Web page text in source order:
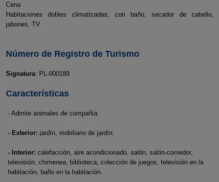
Cena
Habitaciones dobles climatizadas, con baño, secador de cabello,
jabones, TV
Número de Registro de Turismo
Signatura: PL-000189
Características
- Admite animales de compañía.
- Exterior: jardín, mobiliario de jardín.
- Interior: calefacción, aire acondicionado, salón, salón-comedor,
televisión, chimenea, biblioteca, colección de juegos, televisión en la
habitación, baño en la habitación.